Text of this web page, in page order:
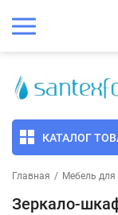
КАТАЛОГ
Главная / Мебель
Зеркало-